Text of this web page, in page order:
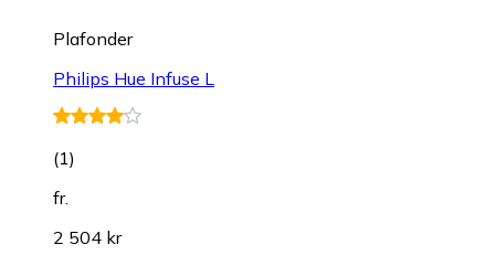
Plafonder
Philips Hue Infuse L
(1)
fr.
2 504 kr